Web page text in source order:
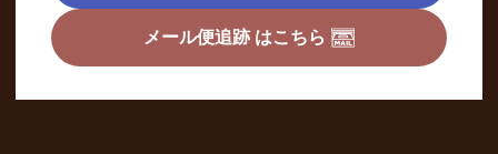
メール便追跡 はこちら